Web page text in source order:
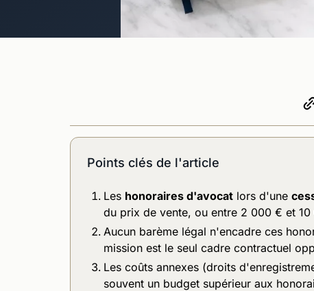
Points clés de l'article
Les honoraires d'avocat lors d'une
du prix de vente, ou entre 2 000 € et
Aucun barème légal n'encadre ces
mission est le seul cadre contractuel
Les coûts annexes (droits
souvent un budget supérieur aux